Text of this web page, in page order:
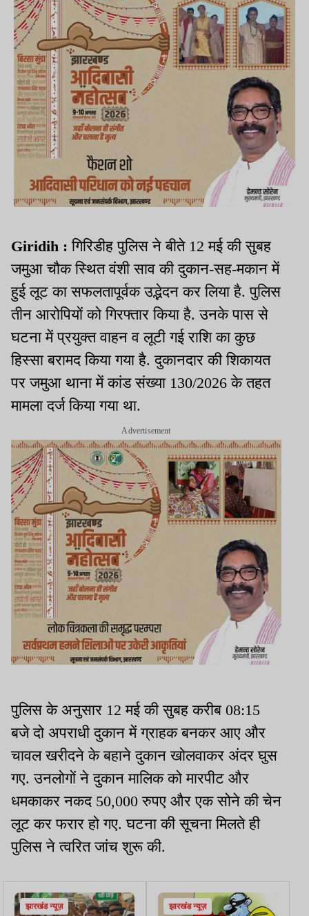
Giridih :गिरिडीह पुलिस ने बीते 12 मई की सुबह
जमुआ चौक स्थित वंशी साव की दुकान-सह-मकान में
हुई लूट का सफलतापूर्वक उद्भेदन कर लिया है. पुलिस
तीन आरोपियों को गिरफ्तार किया है. उनके पास से
घटना में प्रयुक्त वाहन व लूटी गई राशि का कुछ
हिस्सा बरामद किया गया है. दुकानदार की शिकायत
पर जमुआ थाना में कांड संख्या 130/2026 के तहत
मामला दर्ज किया गया था.
Advertisement
पुलिस के अनुसार 12 मई की सुबह करीब 08:15
बजे दो अपराधी दुकान में ग्राहक बनकर आए और
चावल खरीदने के बहाने दुकान खोलवाकर अंदर घुस
गए. उनलोगों ने दुकान मालिक को मारपीट और
धमकाकर नकद 50,000 रुपए और एक सोने की चेन
लूट कर फरार हो गए. घटना की सूचना मिलते ही
पुलिस ने त्वरित जांच शुरू की.
झारखंड न्यूज़ झारखंड न्यूज़